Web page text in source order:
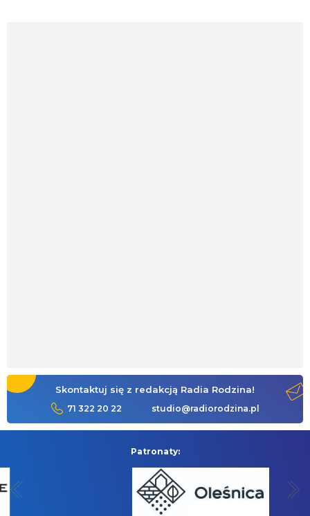
Skontaktuj się z redakcją Radia Rodzina!
71 322 20 22 studio@radiorodzina.pl
Patronaty: